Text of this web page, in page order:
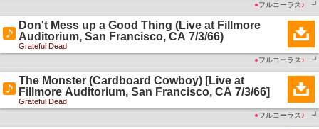
●フルコーラス ♪ ┛
Don't Mess up a Good Thing (Live at Fillmore
Auditorium, San Francisco, CA 7/3/66)
Grateful Dead
●フルコーラス ♪ ┛
The Monster (Cardboard Cowboy) [Live at
Fillmore Auditorium, San Francisco, CA 7/3/66]
Grateful Dead
●フルコーラス ♪ ┛